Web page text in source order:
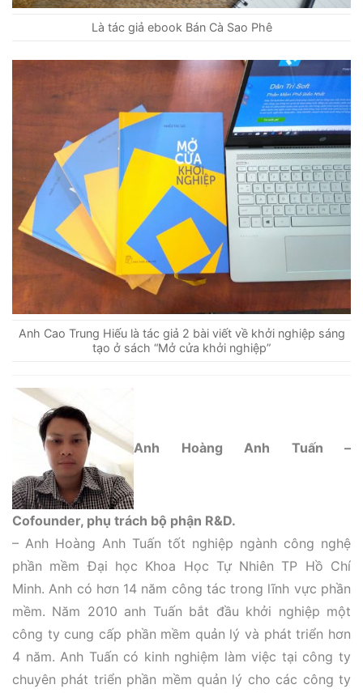
Là tác giả ebook Bán Cà Sao Phê
Anh Cao Trung Hiếu là tác giả 2 bài viết về khởi nghiệp sáng
tạo ở sách “Mở cửa khởi nghiệp”
Anh Hoàng Anh Tuấn –
Cofounder, phụ trách bộ phận R&D.
– Anh Hoàng Anh Tuấn tốt nghiệp ngành công nghệ
phần mềm Đại học Khoa Học Tự Nhiên TP Hồ Chí
Minh. Anh có hơn 14 năm công tác trong lĩnh vực phần
mềm. Năm 2010 anh Tuấn bắt đầu khởi nghiệp một
công ty cung cấp phần mềm quản lý và phát triển hơn
4 năm. Anh Tuấn có kinh nghiệm làm việc tại công ty
chuyên phát triển phần mềm quản lý cho các công ty